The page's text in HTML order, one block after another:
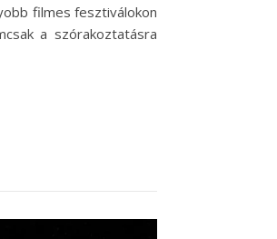
filmes fesztiválokon
a szórakoztatásra